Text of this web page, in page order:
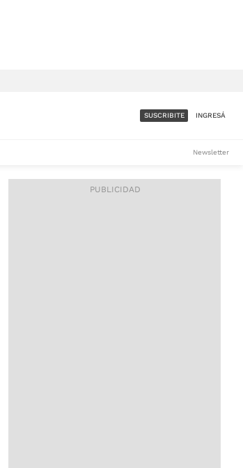
ACCESO FULL - $1.800/MES
SUSCRIBITE INGRESÁ
Newsletter